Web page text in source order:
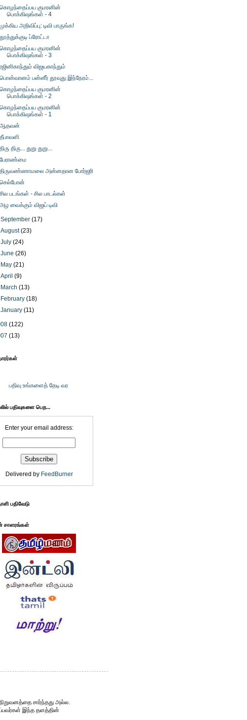
கொழந்தைப்பய குமரனின்
பொக்கிஷங்கள் - 4
முக்கிய அறிவிப்பு: டிவி பாருங்க!
தூத்துக்குடி ப்ரோட்டா
கொழந்தைப்பய குமரனின்
பொக்கிஷங்கள் - 3
ரஜினிகாந்தும் விஜயகாந்தும்
பொன்வானம் பன்னீர் தூவுது இந்நேரம்...
கொழந்தைப்பய குமரனின்
பொக்கிஷங்கள் - 2
கொழந்தைப்பய குமரனின்
பொக்கிஷங்கள் - 1
ஆதவன்
தீபாவளி
திரு திரு... துறு துறு...
பேராண்மை
திருவண்ணாமலை அன்னதான போர்ஜரி
செல்போன்
சில படங்கள் - சில பாடல்கள்
அழ வைக்கும் விஜய் டிவி
September(17)
August(23)
July(24)
June(26)
May(21)
April(9)
March(13)
February(18)
January(11)
(122)
(13)
பதிவு உங்களைத் தேடி வர
பதிவுகளை பெற...
Enter your email address:
Delivered by FeedBurner
பதிவேடு
சாளரங்கள்
சார்ந்தது அல்ல.
இந்த தளத்தின்